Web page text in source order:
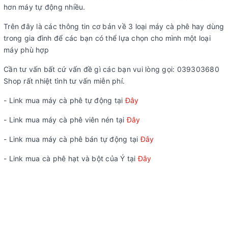
hơn máy tự động nhiều.
Trên đây là các thông tin cơ bản về 3 loại máy cà phê hay dùng
trong gia đình để các bạn có thể lựa chọn cho mình một loại
máy phù hợp
Cần tư vấn bất cứ vấn đề gì các bạn vui lòng gọi: 039303680
Shop rất nhiệt tình tư vấn miễn phí.
- Link mua máy cà phê tự động tạiĐây
- Link mua máy cà phê viên nén tạiĐây
- Link mua máy cà phê bán tự động tạiĐây
- Link mua cà phê hạt và bột của Ý tạiĐây